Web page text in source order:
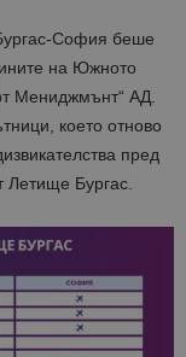
София беше
на Южното
Мениджмънт“ АД.
което отново
пред
Летище Бургас.